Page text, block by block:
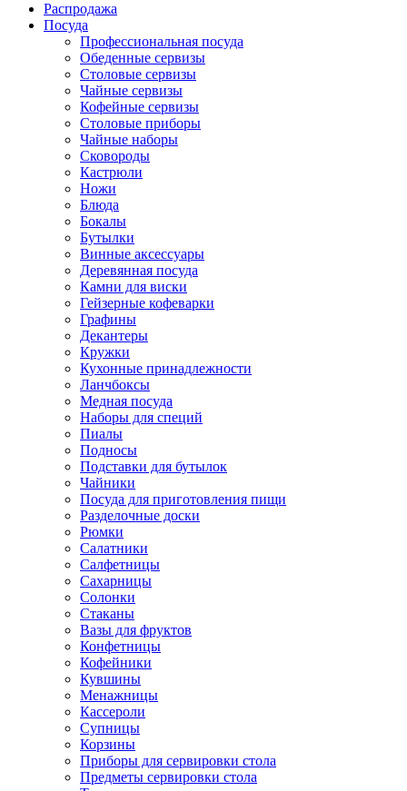
Распродажа
Посуда
Профессиональная посуда
Обеденные сервизы
Столовые сервизы
Чайные сервизы
Кофейные сервизы
Столовые приборы
Чайные наборы
Сковороды
Кастрюли
Ножи
Блюда
Бокалы
Бутылки
Винные аксессуары
Деревянная посуда
Камни для виски
Гейзерные кофеварки
Графины
Декантеры
Кружки
Кухонные принадлежности
Ланчбоксы
Медная посуда
Наборы для специй
Пиалы
Подносы
Подставки для бутылок
Чайники
Посуда для приготовления пищи
Разделочные доски
Рюмки
Салатники
Салфетницы
Сахарницы
Солонки
Стаканы
Вазы для фруктов
Конфетницы
Кофейники
Кувшины
Менажницы
Кассероли
Супницы
Корзины
Приборы для сервировки стола
Предметы сервировки стола